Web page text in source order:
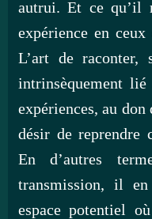
autrui. Et ce qu’il
expérience en
L’art de raconter,
intrinsèquement lié
expériences, au
désir de reprendre
En d’autres
transmission, il
espace potentiel